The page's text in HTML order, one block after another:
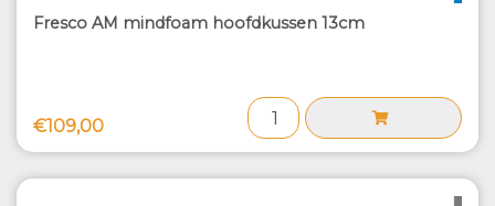
Fresco AM mindfoam hoofdkussen 13cm
€109,00